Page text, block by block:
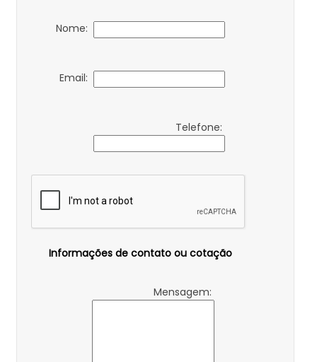
Nome:
Email:
Telefone:
Informações de contato ou cotação
Mensagem: